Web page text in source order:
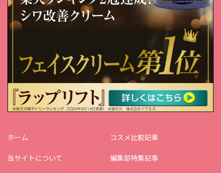
ホーム
当サイトについて
コスメ比較記事
編集部特集記事